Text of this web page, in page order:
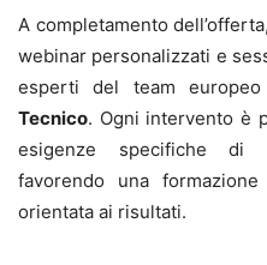
A completamento
webinar personalizzati e
esperti del team
Tecnico. Ogni intervento è
esigenze specifiche di
favorendo una
orientata ai risultati.